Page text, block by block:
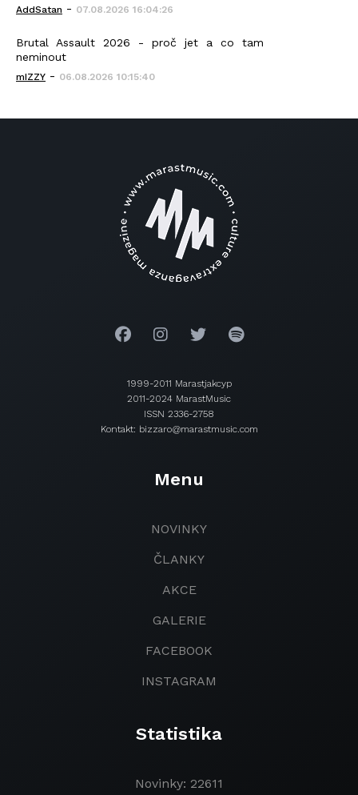
AddSatan - 07.08.2026 16:04:26
Brutal Assault 2026 - proč jet a co tam
neminout
mIZZY - 06.08.2026 10:15:40
1999-2011 Marastjakcyp
2011-2024 MarastMusic
ISSN 2336-2758
Kontakt: bizzaro@marastmusic.com
Menu
NOVINKY
ČLANKY
AKCE
GALERIE
FACEBOOK
INSTAGRAM
Statistika
Novinky: 22611